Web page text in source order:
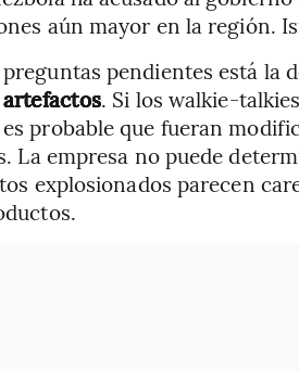
aún mayor en la región.
pendientes está la
. Si los walkie-
probable que fueran
La empresa no puede
explosionados parecen